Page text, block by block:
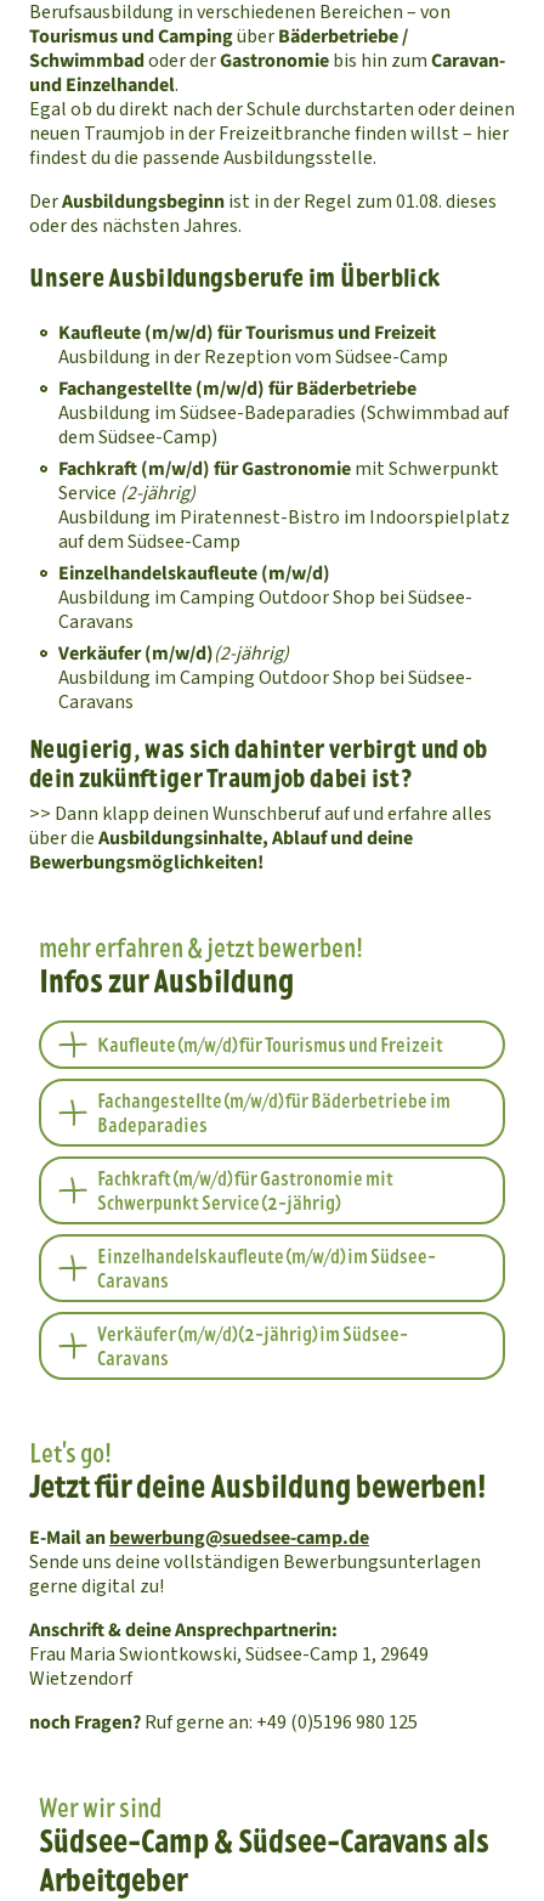
Berufsausbildung in verschiedenen Bereichen – von
Tourismus und CampingüberBäderbetriebe /
Schwimmbadoder derGastronomiebis hin zumCaravan-
und Einzelhandel.
Egal ob du direkt nach der Schule durchstarten oder deinen
neuen Traumjob in der Freizeitbranche finden willst – hier
findest du die passende Ausbildungsstelle.
DerAusbildungsbeginnist in der Regel zum 01.08. dieses
oder des nächsten Jahres.
Unsere Ausbildungsberufe im Überblick
Kaufleute (m/w/d) für Tourismus und Freizeit
Ausbildung in der Rezeption vom Südsee-Camp
Fachangestellte (m/w/d) für Bäderbetriebe
Ausbildung im Südsee-Badeparadies (Schwimmbad auf
dem Südsee-Camp)
Fachkraft (m/w/d) für Gastronomiemit Schwerpunkt
Service (2-jährig)
Ausbildung im Piratennest-Bistro im Indoorspielplatz
auf dem Südsee-Camp
Einzelhandelskaufleute (m/w/d)
Ausbildung im Camping Outdoor Shop bei Südsee-
Caravans
Verkäufer (m/w/d)(2-jährig)
Ausbildung im Camping Outdoor Shop bei Südsee-
Caravans
Neugierig, was sich dahinter verbirgt und ob
dein zukünftiger Traumjob dabei ist?
>> Dann klapp deinen Wunschberuf auf und erfahre alles
über dieAusbildungsinhalte, Ablauf und deine
Bewerbungsmöglichkeiten!
mehr erfahren & jetzt bewerben!
Infos zur Ausbildung
Kaufleute (m/w/d) für Tourismus und Freizeit
Fachangestellte (m/w/d) für Bäderbetriebe im
Badeparadies
Fachkraft (m/w/d) für Gastronomie mit
Schwerpunkt Service (2-jährig)
Einzelhandelskaufleute (m/w/d) im Südsee-
Caravans
Verkäufer (m/w/d) (2-jährig) im Südsee-
Caravans
Let's go!
Jetzt für deine Ausbildung bewerben!
E-Mail anbewerbung@suedsee-camp.de
Sende uns deine vollständigen Bewerbungsunterlagen
gerne digital zu!
Anschrift & deine Ansprechpartnerin:
Frau Maria Swiontkowski, Südsee-Camp 1, 29649
Wietzendorf
noch Fragen?Ruf gerne an: +49 (0)5196 980 125
Wer wir sind
Südsee-Camp & Südsee-Caravans als
Arbeitgeber